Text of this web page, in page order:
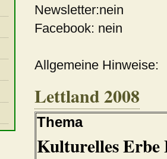
Newsletter:nein
Facebook: nein
Allgemeine Hinweise:
Lettland 2008
Thema
Kulturelles Erbe